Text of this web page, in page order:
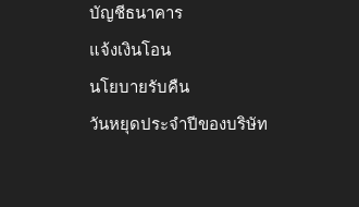
บัญชีธนาคาร
แจ้งเงินโอน
นโยบายรับคืน
วันหยุดประจำปีของบริษัท